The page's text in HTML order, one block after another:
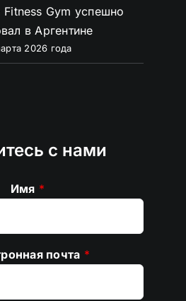
Fitness Gym успешно
в Аргентине
2026 года
с нами
Имя *
почта *